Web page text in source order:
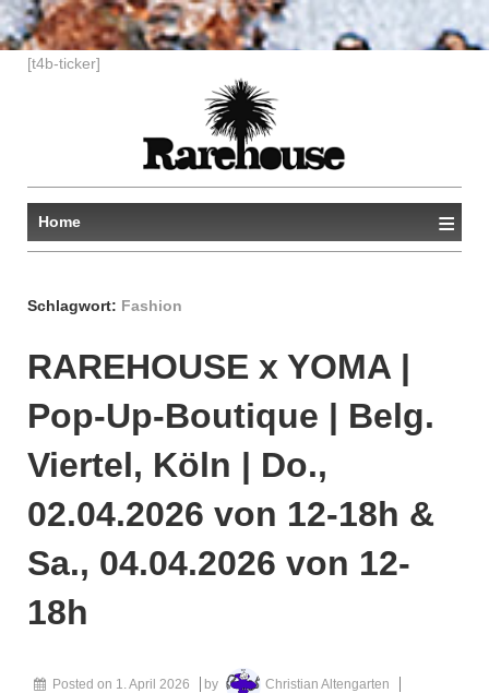
↓[t4b-ticker]
Home ≡
Schlagwort: Fashion
RAREHOUSE x YOMA |
Pop-Up-Boutique | Belg.
Viertel, Köln | Do.,
02.04.2026 von 12-18h &
Sa., 04.04.2026 von 12-
18h
Posted on 1. April 2026 by Christian Altengarten